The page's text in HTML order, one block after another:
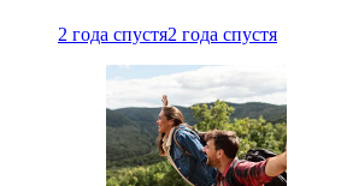
2 года спустя2 года спустя